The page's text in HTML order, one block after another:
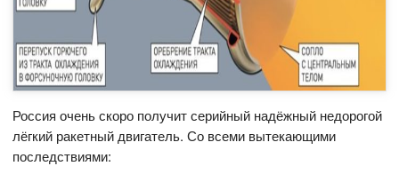
Россия очень скоро получит серийный надёжный недорогой
лёгкий ракетный двигатель. Со всеми вытекающими
последствиями: